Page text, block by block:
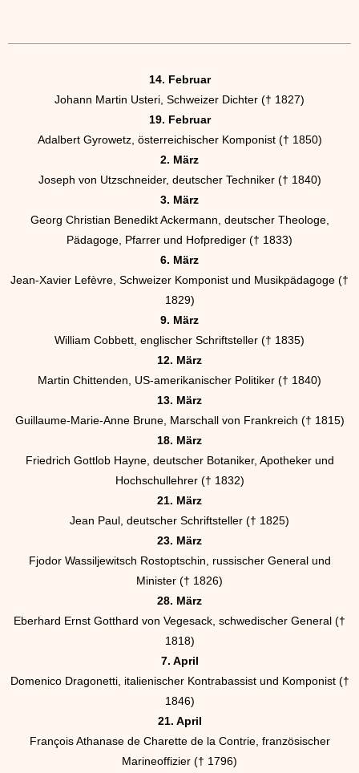
14. Februar
Johann Martin Usteri, Schweizer Dichter († 1827)
19. Februar
Adalbert Gyrowetz, österreichischer Komponist († 1850)
2. März
Joseph von Utzschneider, deutscher Techniker († 1840)
3. März
Georg Christian Benedikt Ackermann, deutscher Theologe,
Pädagoge, Pfarrer und Hofprediger († 1833)
6. März
Jean-Xavier Lefèvre, Schweizer Komponist und Musikpädagoge (†
1829)
9. März
William Cobbett, englischer Schriftsteller († 1835)
12. März
Martin Chittenden, US-amerikanischer Politiker († 1840)
13. März
Guillaume-Marie-Anne Brune, Marschall von Frankreich († 1815)
18. März
Friedrich Gottlob Hayne, deutscher Botaniker, Apotheker und
Hochschullehrer († 1832)
21. März
Jean Paul, deutscher Schriftsteller († 1825)
23. März
Fjodor Wassiljewitsch Rostoptschin, russischer General und
Minister († 1826)
28. März
Eberhard Ernst Gotthard von Vegesack, schwedischer General (†
1818)
7. April
Domenico Dragonetti, italienischer Kontrabassist und Komponist (†
1846)
21. April
François Athanase de Charette de la Contrie, französischer
Marineoffizier († 1796)